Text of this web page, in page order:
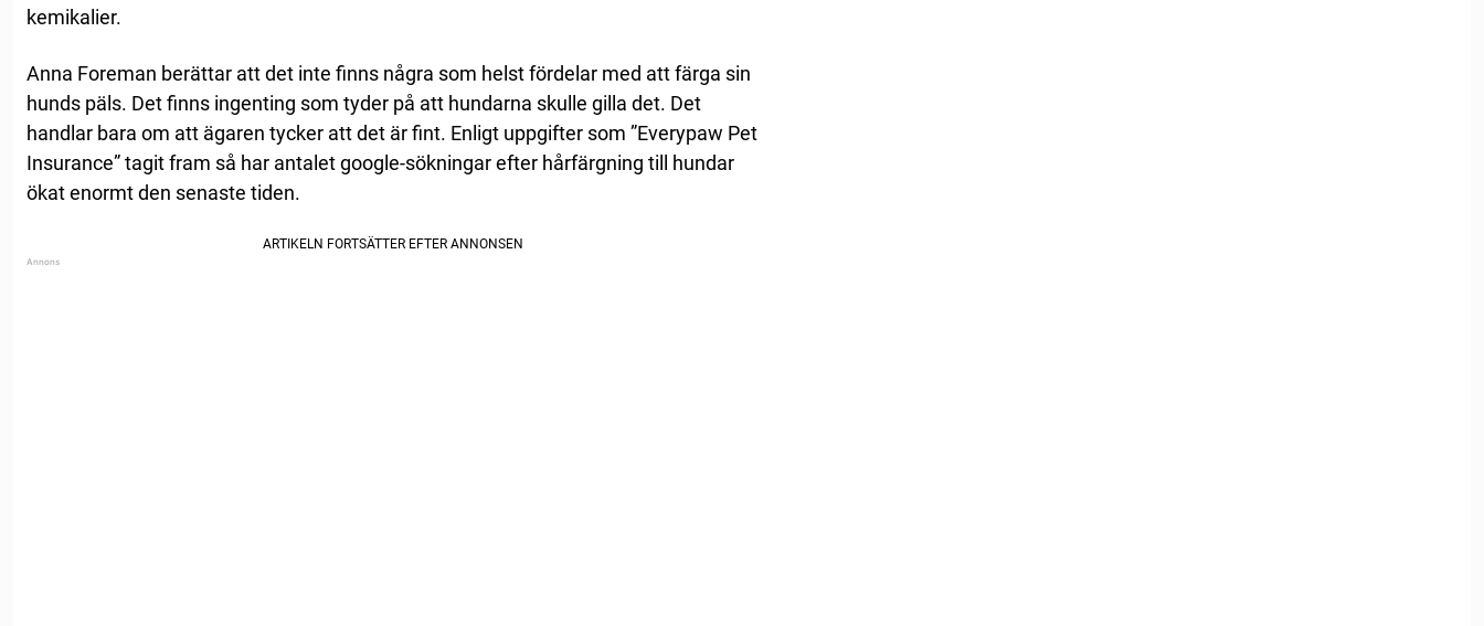
kemikalier.
Anna Foreman berättar att det inte finns några som helst fördelar med att färga sin
hunds päls. Det finns ingenting som tyder på att hundarna skulle gilla det. Det
handlar bara om att ägaren tycker att det är fint. Enligt uppgifter som ”Everypaw Pet
Insurance” tagit fram så har antalet google-sökningar efter hårfärgning till hundar
ökat enormt den senaste tiden.